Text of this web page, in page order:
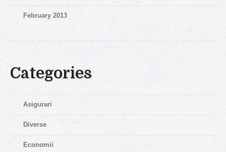
February 2013
Categories
Asigurari
Diverse
Economii